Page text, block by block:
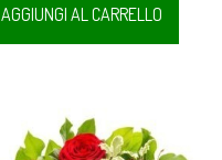
AGGIUNGI AL CARRELLO